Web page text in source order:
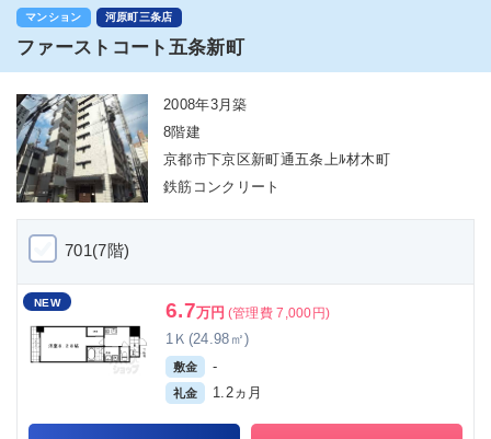
マンション 河原町三条店
ファーストコート五条新町
2008年3月築
8階建
京都市下京区新町通五条上ﾙ材木町
鉄筋コンクリート
701(7階)
NEW 6.7万円 (管理費 7,000円)
1Ｋ(24.98㎡)
敷金 -
礼金 1.2ヵ月